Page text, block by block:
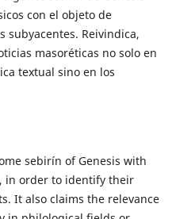
con el objeto de
subyacentes. Reivindica,
masoréticas no solo en
textual sino en los
sebirín of Genesis with
in order to identify their
It also claims the relevance